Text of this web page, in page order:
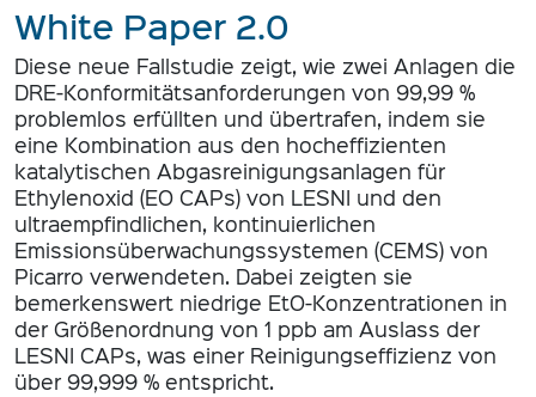
White Paper 2.0
Diese neue Fallstudie zeigt, wie zwei Anlagen die
DRE-Konformitätsanforderungen von 99,99 %
problemlos erfüllten und übertrafen, indem sie
eine Kombination aus den hocheffizienten
katalytischen Abgasreinigungsanlagen für
Ethylenoxid (EO CAPs) von LESNI und den
ultraempfindlichen, kontinuierlichen
Emissionsüberwachungssystemen (CEMS) von
Picarro verwendeten. Dabei zeigten sie
bemerkenswert niedrige EtO-Konzentrationen in
der Größenordnung von 1 ppb am Auslass der
LESNI CAPs, was einer Reinigungseffizienz von
über 99,999 % entspricht.